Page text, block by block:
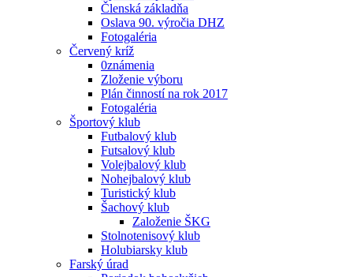
Členská základňa
Oslava 90. výročia DHZ
Fotogaléria
Červený kríž
0známenia
Zloženie výboru
Plán činností na rok 2017
Fotogaléria
Športový klub
Futbalový klub
Futsalový klub
Volejbalový klub
Nohejbalový klub
Turistický klub
Šachový klub
Založenie ŠKG
Stolnotenisový klub
Holubiarsky klub
Farský úrad